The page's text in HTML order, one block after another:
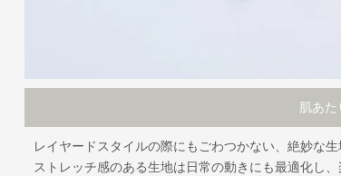
肌あ
レイヤードスタイルの際にもごわつかない、絶妙な
ストレッチ感のある生地は日常の動きにも最適化し